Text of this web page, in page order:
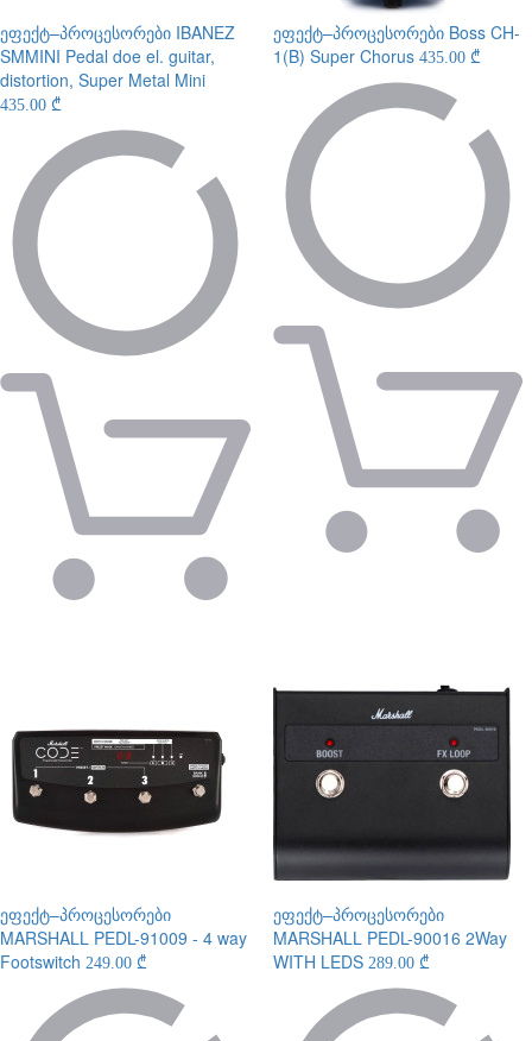
ეფექტ–პროცესორები IBANEZ
SMMINI Pedal doe el. guitar,
distortion, Super Metal Mini
435.00 ₾
ეფექტ–პროცესორები Boss CH-
1(B) Super Chorus 435.00 ₾
ეფექტ–პროცესორები
MARSHALL PEDL-91009 - 4 way
Footswitch 249.00 ₾
ეფექტ–პროცესორები
MARSHALL PEDL-90016 2Way
WITH LEDS 289.00 ₾